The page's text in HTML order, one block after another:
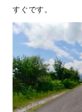
すぐです。